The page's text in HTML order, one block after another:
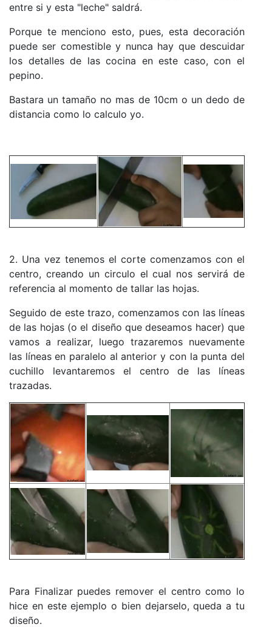
entre si y esta "leche" saldrá.
Porque te menciono esto, pues, esta decoración
puede ser comestible y nunca hay que descuidar
los detalles de las cocina en este caso, con el
pepino.
Bastara un tamaño no mas de 10cm o un dedo de
distancia como lo calculo yo.
2. Una vez tenemos el corte comenzamos con el
centro, creando un circulo el cual nos servirá de
referencia al momento de tallar las hojas.
Seguido de este trazo, comenzamos con las líneas
de las hojas (o el diseño que deseamos hacer) que
vamos a realizar, luego trazaremos nuevamente
las líneas en paralelo al anterior y con la punta del
cuchillo levantaremos el centro de las líneas
trazadas.
Para Finalizar puedes remover el centro como lo
hice en este ejemplo o bien dejarselo, queda a tu
diseño.